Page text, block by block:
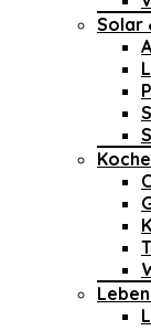
Solar